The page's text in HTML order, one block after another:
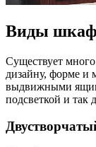
Виды
Существует
дизайну, форме и
выдвижными
подсветкой и так